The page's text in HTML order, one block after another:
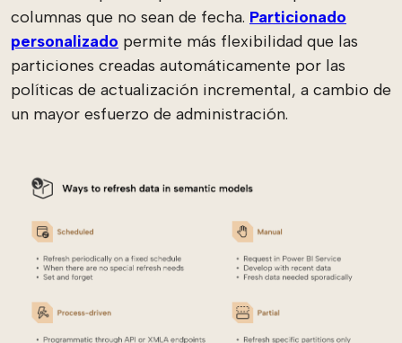
columnas que no sean de fecha. Particionado
personalizado permite más flexibilidad que las
particiones creadas automáticamente por las
políticas de actualización incremental, a cambio de
un mayor esfuerzo de administración.